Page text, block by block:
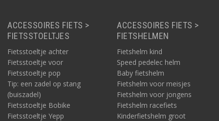
ACCESSOIRES FIETS >
FIETSSTOELTJES
Fietsstoeltje achter
Fietsstoeltje voor
Fietsstoeltje pop
Tip: een zadel op stang
(buiszadel)
Fietsstoeltje Bobike
Fietsstoeltje Yepp
ACCESSOIRES FIETS >
FIETSHELMEN
Fietshelm kind
Speed pedelec helm
Baby fietshelm
Fietshelm voor meisjes
Fietshelm voor jongens
Fietshelm racefiets
Kinderfietshelm groot